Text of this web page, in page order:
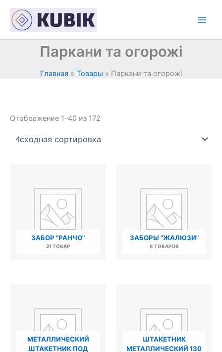
содержимому
Паркани та огорожі
Главная Товары Паркани та огорожі
Отображение 1–40 из 172
ЗАБОР "РАНЧО"
21 ТОВАР
ЗАБОРЫ "ЖАЛЮЗИ"
8 ТОВАРОВ
МЕТАЛЛИЧЕСКИЙ
ШТАКЕТНИК ПОД
ШТАКЕТНИК
МЕТАЛЛИЧЕСКИЙ 130